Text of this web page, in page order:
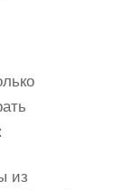
из